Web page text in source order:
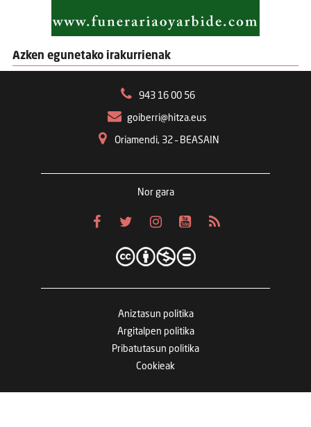
Azken egunetako irakurrienak
943 16 00 56
goiberri@hitza.eus
Oriamendi, 32 – BEASAIN
Nor gara
Aniztasun politika
Argitalpen politika
Pribatutasun politika
Cookieak